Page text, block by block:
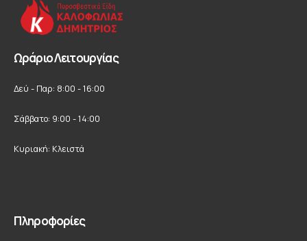
Ωράριο Λειτουργίας
Δεύ - Παρ: 8:00 - 16:00
Σάββατο: 9:00 - 14:00
Κυριακή: Κλειστά
Πληροφορίες